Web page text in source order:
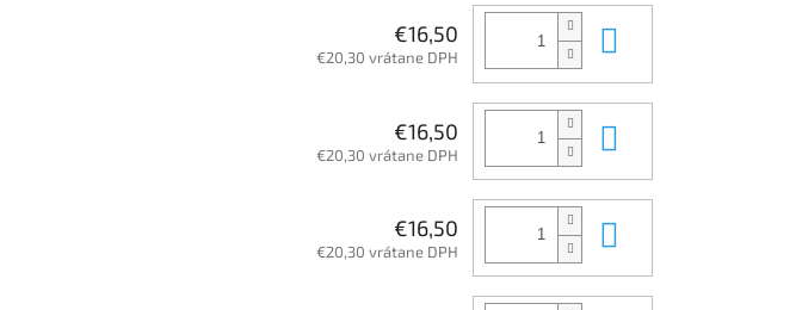
€16,50
€20,30 vrátane DPH
€16,50
€20,30 vrátane DPH
€16,50
€20,30 vrátane DPH